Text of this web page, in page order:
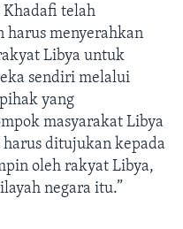
telah
harus menyerahkan
Libya untuk
sendiri melalui
yang
masyarakat Libya
ditujukan kepada
oleh rakyat Libya,
negara itu.”